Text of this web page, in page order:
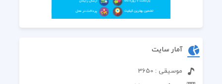
آمار سایت
موسیقی : 3650